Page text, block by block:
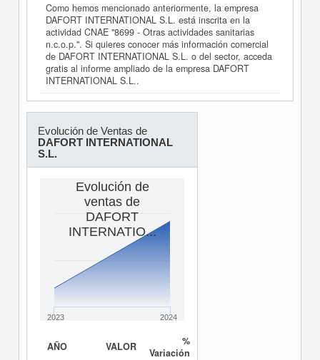
Como hemos mencionado anteriormente, la empresa
DAFORT INTERNATIONAL S.L. está inscrita en la
actividad CNAE "8699 - Otras actividades sanitarias
n.c.o.p.". Si quieres conocer más información comercial
de DAFORT INTERNATIONAL S.L. o del sector, acceda
gratis al informe ampliado de la empresa DAFORT
INTERNATIONAL S.L..
Evolución de Ventas de
DAFORT INTERNATIONAL
S.L.
Evolución de
ventas de
DAFORT
INTERNATIO...
2023 2024
AÑO VALOR
%
Variación